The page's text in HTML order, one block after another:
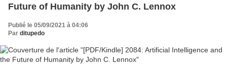
Future of Humanity by John C. Lennox
Publié le 05/09/2021 à 04:06
Par ditupedo